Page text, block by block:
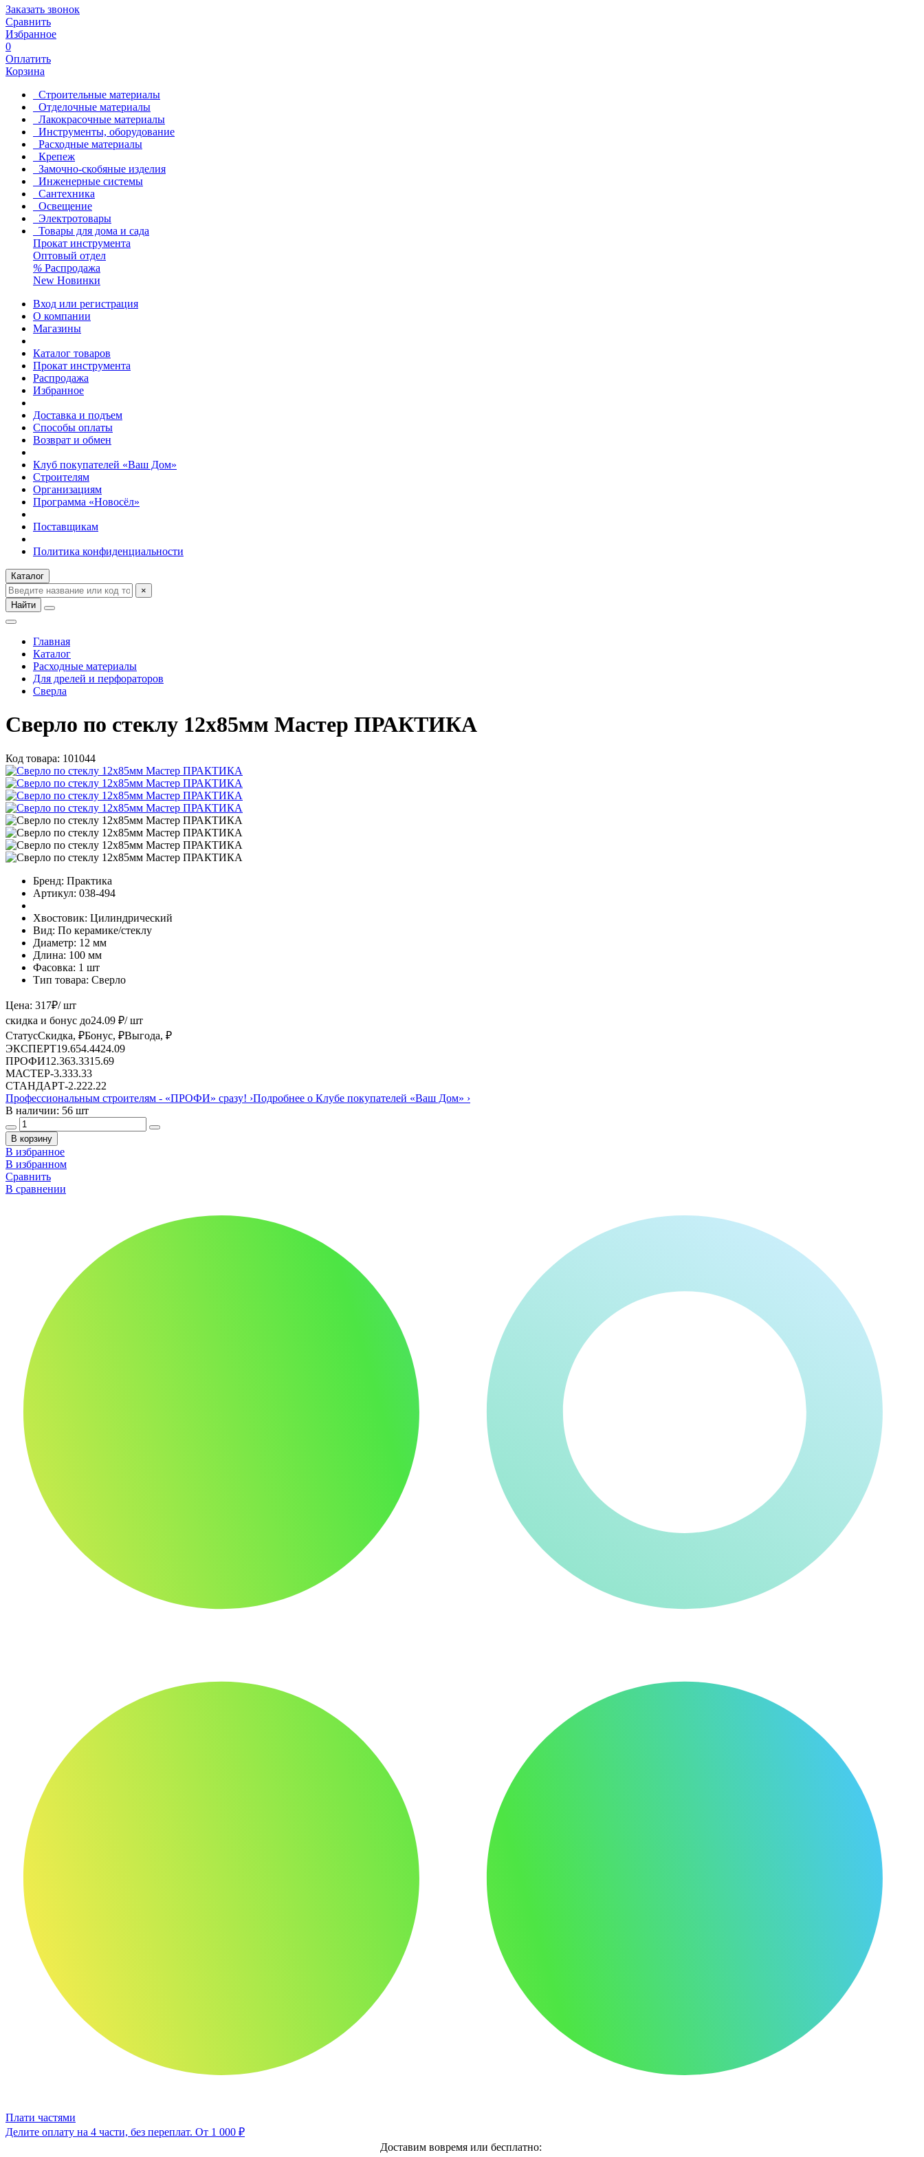
Заказать звонок
Сравнить
Избранное
0
Оплатить
Корзина
Строительные материалы
Отделочные материалы
Лакокрасочные материалы
Инструменты, оборудование
Расходные материалы
Крепеж
Замочно-скобяные изделия
Инженерные системы
Сантехника
Освещение
Электротовары
Товары для дома и сада
Прокат инструмента
Оптовый отдел
% Распродажа
New Новинки
Вход или регистрация
О компании
Магазины
Каталог товаров
Прокат инструмента
Распродажа
Избранное
Доставка и подъем
Способы оплаты
Возврат и обмен
Клуб покупателей «Ваш Дом»
Строителям
Организациям
Программа «Новосёл»
Поставщикам
Политика конфиденциальности
Каталог
×
Найти
Главная
Каталог
Расходные материалы
Для дрелей и перфораторов
Сверла
Сверло по стеклу 12х85мм Мастер ПРАКТИКА
Код товара: 101044
Бренд: Практика
Артикул: 038-494
Хвостовик: Цилиндрический
Вид: По керамике/стеклу
Диаметр: 12 мм
Длина: 100 мм
Фасовка: 1 шт
Тип товара: Сверло
Цена: 317₽/ шт
скидка и бонус до24.09 ₽/ шт
СтатусСкидка, ₽Бонус, ₽Выгода, ₽
ЭКСПЕРТ19.654.4424.09
ПРОФИ12.363.3315.69
МАСТЕР-3.333.33
СТАНДАРТ-2.222.22
Профессиональным строителям - «ПРОФИ» сразу! ›Подробнее о Клубе покупателей «Ваш Дом» ›
В наличии: 56 шт
В корзину
В избранное
В избранном
Сравнить
В сравнении
Плати частями
Делите оплату на 4 части, без переплат. От 1 000 ₽
Доставим вовремя или бесплатно: